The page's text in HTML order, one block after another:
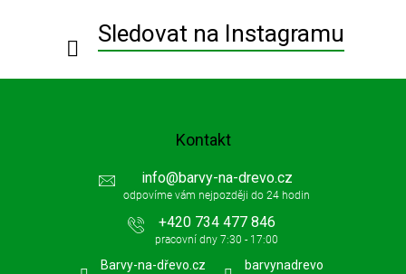
Sledovat na Instagramu
Kontakt
info@barvy-na-drevo.cz
+420 734 477 846
Barvy-na-dřevo.cz barvynadrevo